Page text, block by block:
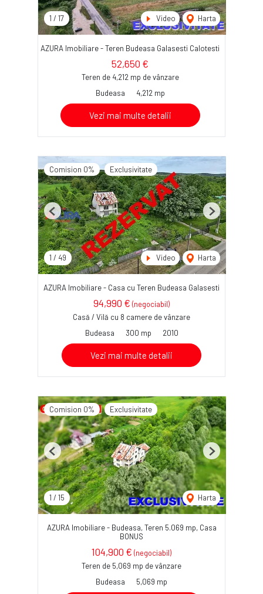
1 / 17 Video Harta
AZURA Imobiliare - Teren Budeasa Galasesti Calotesti
52,650 €
Teren de 4,212 mp de vânzare
Budeasa
4,212 mp
Vezi mai multe detalii
Comision 0% Exclusivitate
1 / 49 Video Harta
Previous Next
AZURA Imobiliare - Casa cu Teren Budeasa Galasesti
94,990 € (negociabil)
Casă / Vilă cu 8 camere de vânzare
Budeasa
300 mp 2010
Vezi mai multe detalii
Comision 0% Exclusivitate
1 / 15 Harta
Previous Next
AZURA Imobiliare - Budeasa, Teren 5.069 mp, Casa
BONUS
104,900 € (negociabil)
Teren de 5,069 mp de vânzare
Budeasa
5,069 mp